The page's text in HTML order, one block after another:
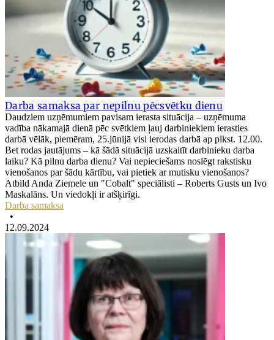
Darba samaksa par nepilnu pēcsvētku dienu
Daudziem uzņēmumiem pavisam ierasta situācija – uzņēmuma
vadība nākamajā dienā pēc svētkiem ļauj darbiniekiem ierasties
darbā vēlāk, piemēram, 25.jūnijā visi ierodas darbā ap plkst. 12.00.
Bet rodas jautājums – kā šādā situācijā uzskaitīt darbinieku darba
laiku? Kā pilnu darba dienu? Vai nepieciešams noslēgt rakstisku
vienošanos par šādu kārtību, vai pietiek ar mutisku vienošanos?
Atbild Anda Ziemele un "Cobalt" speciālisti – Roberts Gusts un Ivo
Maskalāns. Un viedokļi ir atšķirīgi.
Darba samaksa
•
12.09.2024